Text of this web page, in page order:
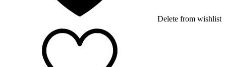
Delete from wishlist